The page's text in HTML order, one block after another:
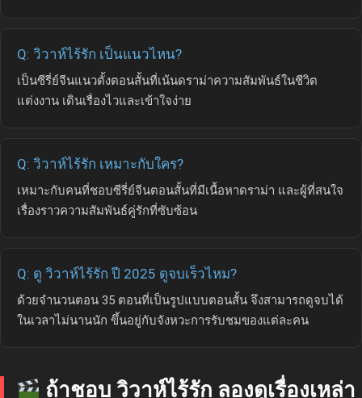
Q: วิวาห์ไร้รัก เป็นแนวไหน?
เป็นซีรี่ย์จีนแนวตั้งตอนสั้นที่เน้นดราม่าความสัมพันธ์ในชีวิต
แต่งงาน เดินเรื่องไวและเข้าใจง่าย
Q: วิวาห์ไร้รัก เหมาะกับใคร?
เหมาะกับคนที่ชอบซีรี่ย์จีนตอนสั้นที่มีเนื้อหาดราม่า และผู้ที่สนใจ
เรื่องราวความสัมพันธ์คู่รักที่ซับซ้อน
Q: ดู วิวาห์ไร้รัก ปี 2025 ดูจบเร็วไหม?
ด้วยจำนวนตอน 35 ตอนที่เป็นรูปแบบตอนสั้น จึงสามารถดูจบได้
ในเวลาไม่นานนัก ขึ้นอยู่กับจังหวะการรับชมของแต่ละคน
ถ้าชอบ วิวาห์ไร้รัก ลองดูเรื่องเหล่า